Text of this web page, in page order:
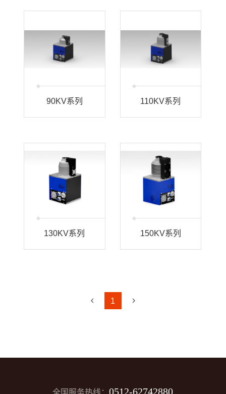
90KV系列 110KV系列
130KV系列 150KV系列
1
全国服务热线：0512-62742880